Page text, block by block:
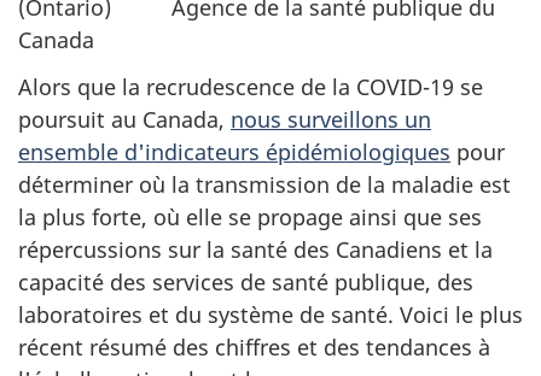
(Ontario)
Agence de la santé publique du
Canada
Alors que la recrudescence de la COVID-19 se
poursuit au Canada, nous surveillons un
ensemble d'indicateurs épidémiologiques pour
déterminer où la transmission de la maladie est
la plus forte, où elle se propage ainsi que ses
répercussions sur la santé des Canadiens et la
capacité des services de santé publique, des
laboratoires et du système de santé. Voici le plus
récent résumé des chiffres et des tendances à